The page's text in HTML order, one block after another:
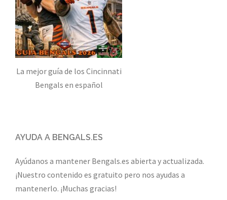
La mejor guía de los Cincinnati
Bengals en español
AYUDA A BENGALS.ES
Ayúdanos a mantener Bengals.es abierta y actualizada.
¡Nuestro contenido es gratuito pero nos ayudas a
mantenerlo. ¡Muchas gracias!